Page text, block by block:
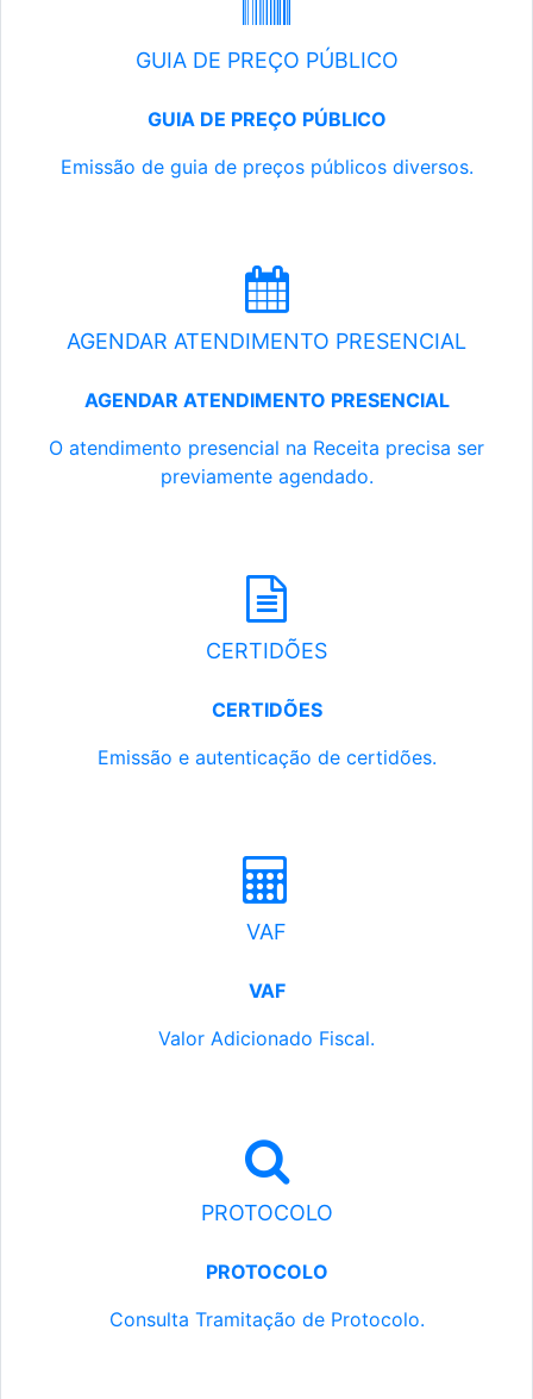
GUIA DE PREÇO PÚBLICO
GUIA DE PREÇO PÚBLICO
Emissão de guia de preços públicos diversos.
AGENDAR ATENDIMENTO PRESENCIAL
AGENDAR ATENDIMENTO PRESENCIAL
O atendimento presencial na Receita precisa ser
previamente agendado.
CERTIDÕES
CERTIDÕES
Emissão e autenticação de certidões.
VAF
VAF
Valor Adicionado Fiscal.
PROTOCOLO
PROTOCOLO
Consulta Tramitação de Protocolo.